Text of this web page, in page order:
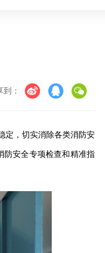
到：
定，切实消除各类消防安
防安全专项检查和精准指